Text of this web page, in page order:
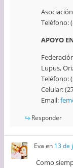
Teléfono:
APOYO
Lupus,
Teléfono:
Celular:
Email:
Responder
Eva en 13 de
Como